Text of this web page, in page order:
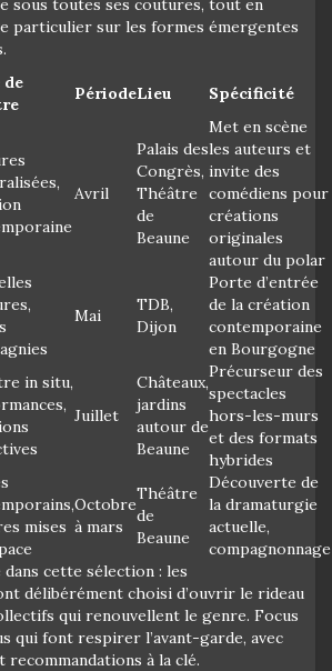
sous toutes ses coutures, tout en
particulier sur les formes émergentes
de
PériodeLieu Spécificité
Avril
Palais des
Congrès,
Théâtre
de
Beaune
Met en scène
les auteurs et
invite des
comédiens pour
créations
originales
autour du polar
Mai
TDB,
Dijon
Porte d’entrée
de la création
contemporaine
en Bourgogne
in situ,
Juillet
Châteaux,
jardins
autour de
Beaune
Précurseur des
spectacles
hors-les-murs
et des formats
hybrides
mises
Octobre
à mars
Théâtre
de
Beaune
Découverte de
la dramaturgie
actuelle,
compagnonnage
cette sélection : les
délibérément choisi d’ouvrir le rideau
qui renouvellent le genre. Focus
qui font respirer l’avant-garde, avec
recommandations à la clé.